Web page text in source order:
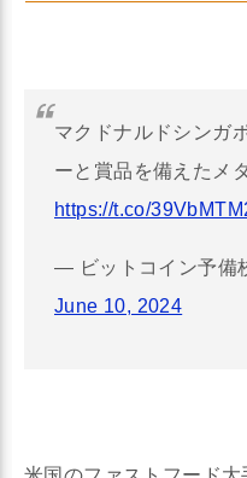
マクドナルドシンガ
ーと賞品を備えたメ
https://t.co/
— ビットコイン予備
June 10, 2024